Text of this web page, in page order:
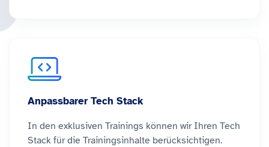
Anpassbarer Tech Stack
In den exklusiven Trainings können wir Ihren Tech
Stack für die Trainingsinhalte berücksichtigen.